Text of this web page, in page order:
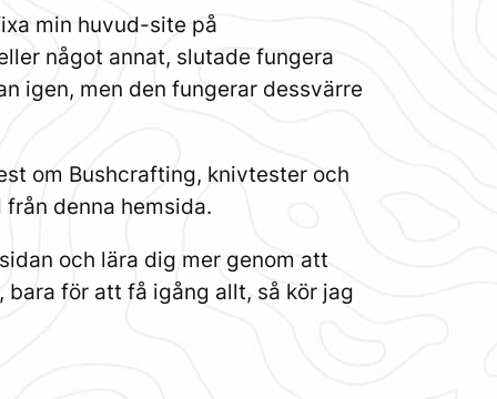
min huvud-site på
något annat, slutade fungera
igen, men den fungerar dessvärre
om Bushcrafting, knivtester och
denna hemsida.
och lära dig mer genom att
för att få igång allt, så kör jag